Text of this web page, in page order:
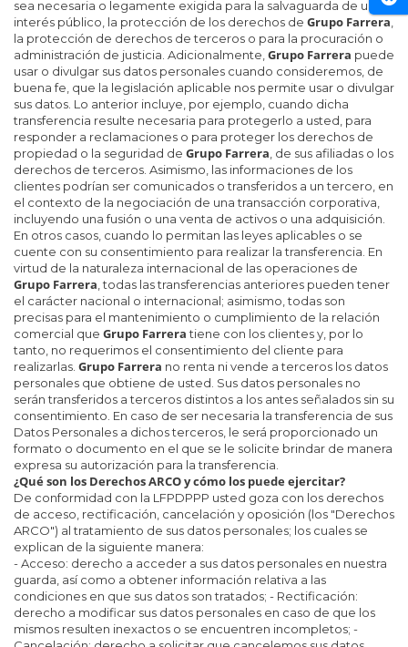
sea necesaria o legamente exigida para la salvaguarda de un
interés público, la protección de los derechos de Grupo Farrera
la protección de derechos de terceros o para la procuración o
administración de justicia. Adicionalmente, Grupo Farrera puede
usar o divulgar sus datos personales cuando consideremos, de
buena fe, que la legislación aplicable nos permite usar o divulgar
sus datos. Lo anterior incluye, por ejemplo, cuando dicha
transferencia resulte necesaria para protegerlo a usted, para
responder a reclamaciones o para proteger los derechos de
propiedad o la seguridad de Grupo Farrera , de sus afiliadas o los
derechos de terceros. Asimismo, las informaciones de los
clientes podrían ser comunicados o transferidos a un tercero, en
el contexto de la negociación de una transacción corporativa,
incluyendo una fusión o una venta de activos o una adquisición.
En otros casos, cuando lo permitan las leyes aplicables o se
cuente con su consentimiento para realizar la transferencia. En
virtud de la naturaleza internacional de las operaciones de
Grupo Farrera , todas las transferencias anteriores pueden tener
el carácter nacional o internacional; asimismo, todas son
precisas para el mantenimiento o cumplimiento de la relación
comercial que Grupo Farreratiene con los clientes y, por lo
tanto, no requerimos el consentimiento del cliente para
realizarlas. Grupo Farrera no renta ni vende a terceros los datos
personales que obtiene de usted. Sus datos personales no
serán transferidos a terceros distintos a los antes señalados sin su
consentimiento. En caso de ser necesaria la transferencia de sus
Datos Personales a dichos terceros, le será proporcionado un
formato o documento en el que se le solicite brindar de manera
expresa su autorización para la transferencia.
¿Qué son los Derechos ARCO y cómo los puede ejercitar?
De conformidad con la LFPDPPP usted goza con los derechos
de acceso, rectificación, cancelación y oposición (los "Derechos
ARCO") al tratamiento de sus datos personales; los cuales se
explican de la siguiente manera:
- Acceso: derecho a acceder a sus datos personales en nuestra
guarda, así como a obtener información relativa a las
condiciones en que sus datos son tratados; - Rectificación:
derecho a modificar sus datos personales en caso de que los
mismos resulten inexactos o se encuentren incompletos; -